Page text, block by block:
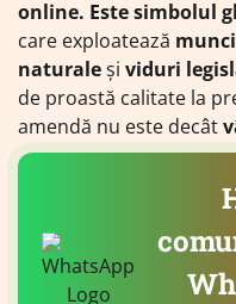
online. Este simbolul
care exploatează
naturaleși viduri
de proastă calitate la
amendă nu este decât